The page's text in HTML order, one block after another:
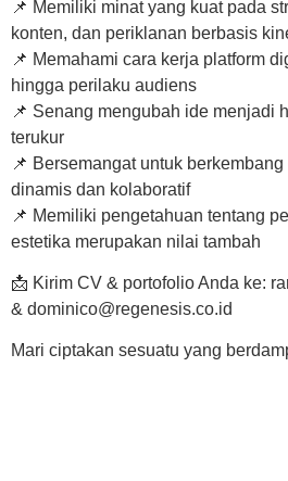
📌 Memiliki minat yang kuat pada
konten, dan periklanan berbasis
📌 Memahami cara kerja platform
hingga perilaku audiens
📌 Senang mengubah ide menjadi
terukur
📌 Bersemangat untuk
dinamis dan kolaboratif
📌 Memiliki pengetahuan tentang
estetika merupakan nilai tambah
📩 Kirim CV & portofolio Anda ke:
& dominico@regenesis.co.id
Mari ciptakan sesuatu yang